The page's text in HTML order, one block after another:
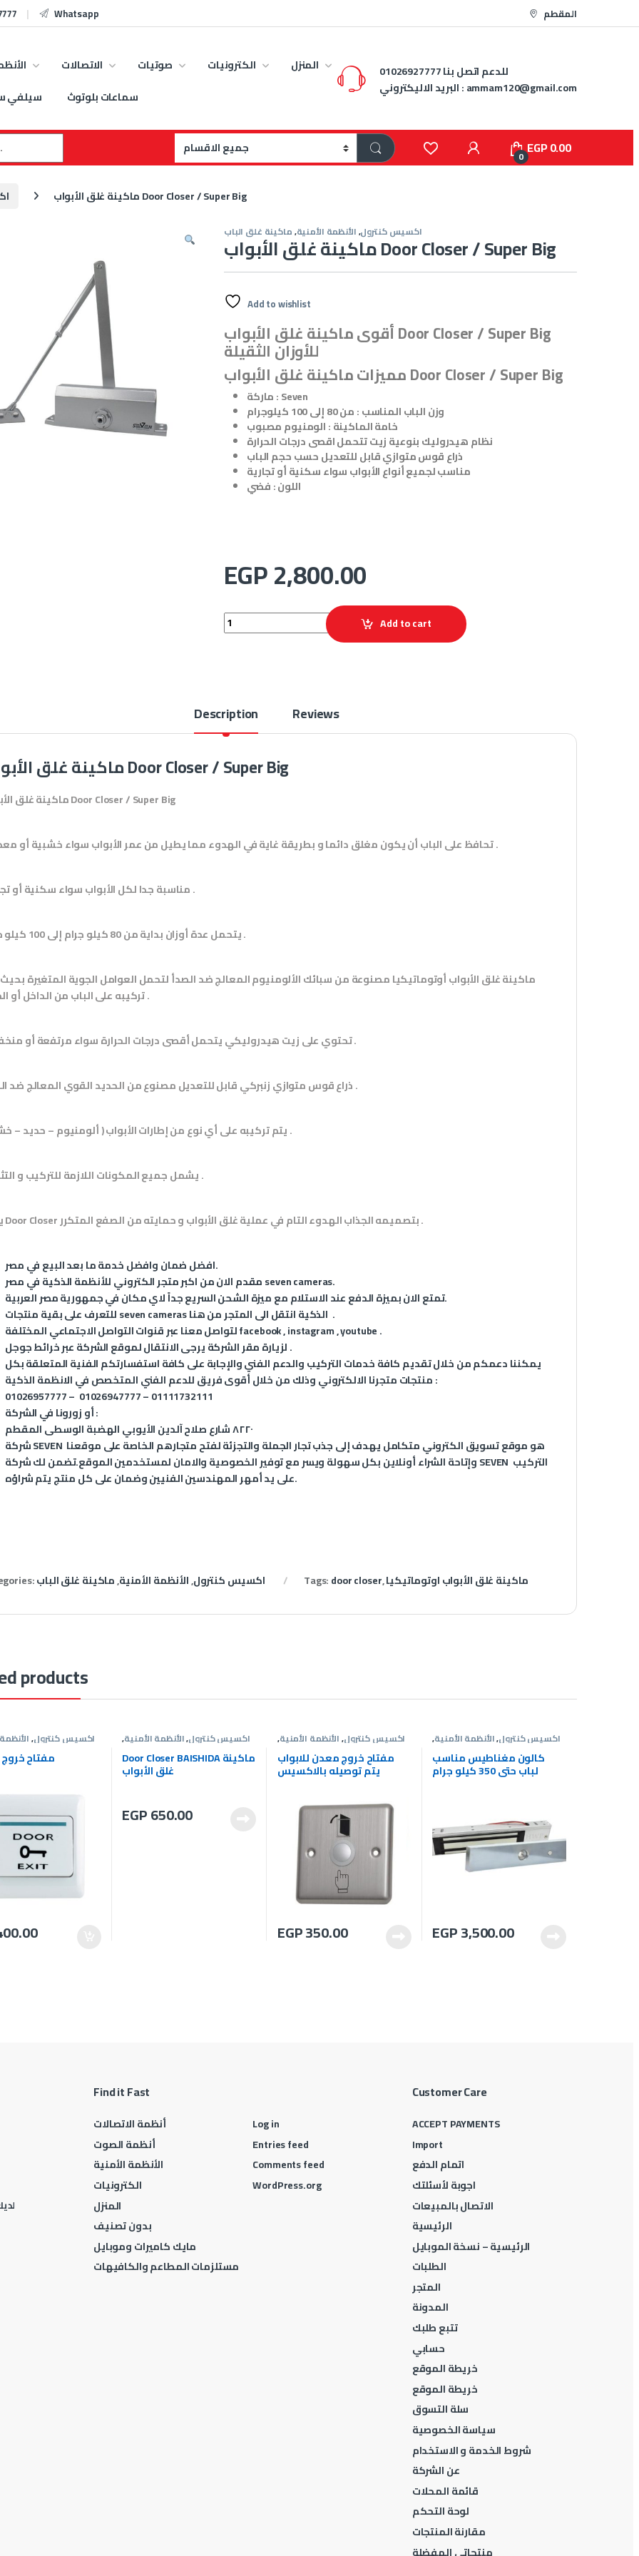
Whatsapp المقطم
الاتصالات صوتيات الكترونيات
المنزل
سيلفي
سماعات بلوتوث
للدعم اتصل بنا01026927777
البريد الاليكتروني :ammam120@gmail.com
0 EGP0.00
ماكينة غلق الأبواب Door Closer / Super Big
اكسيس كنترول,الأنظمة الأمنية,ماكينة غلق الباب
ماكينة غلق الأبواب Door Closer / Super Big
Add to wishlist
أقوى ماكينة غلق الأبواب Door Closer / Super Big
للأوزان الثقيلة
مميزات ماكينة غلق الأبواب Door Closer / Super Big
ماركة : Seven
وزن الباب المناسب : من 80 إلى 100 كيلوجرام
خامة الماكينة : الومنيوم مصبوب
نظام هيدروليك بنوعية زيت تتحمل اقصى درجات الحرارة
ذراع قوس متوازي قابل للتعديل حسب حجم الباب
مناسب لجميع أنواع الأبواب سواء سكنية أو تجارية
اللون : فضي
EGP2,800.00
ماكينة غلق الأبواب Door Closer / Super Big quantity
Add to cart
Description Reviews
ماكينة غلق الأبواب Door Closer / Super Big
ماكينة غلق الأبواب Door Closer / Super Big
تحافظ على الباب أن يكون مغلق دائما و بطريقة غاية في الهدوء مما يطيل من عمر الأبواب سواء خشبية أو معدنية .
مناسبة جدا لكل الأبواب سواء سكنية أو تجارية .
يتحمل عدة أوزان بداية من 80 كيلو جرام إلى 100 كيلو جرام .
ماكينة غلق الأبواب أوتوماتيكيا مصنوعة من سبائك الألومنيوم المعالج ضد الصدأ لتحمل العوامل الجوية المتغيرة
تركيبه على الباب من الداخل أو الخارج .
تحتوي على زيت هيدروليكي يتحمل أقصى درجات الحرارة سواء مرتفعة أو منخفضة .
ذراع قوس متوازي زنبركي قابل للتعديل مصنوع من الحديد القوي المعالج ضد الصدأ .
يتم تركيبه على أي نوع من إطارات الأبواب ( ألومنيوم – حديد – خشب ) .
يشمل جميع المكونات اللازمة للتركيب و التثبيت .
يوفر Door Closer بتصميمه الجذاب الهدوء التام في عملية غلق الأبواب و حمايته من الصفع المتكرر .
افضل ضمان وافضل خدمة ما بعد البيع في مصر.
مقدم الان من اكبر متجر الكتروني للأنظمة الذكية في مصر seven cameras.
تمتع الان بميزة الدفع عند الاستلام مع ميزة الشحن السريع جداً لاي مكان في جمهورية مصر العربية.
seven cameras الذكية انتقل الى المتجر منهنا
.
facebook,instagram,youtube.
لزيارة مقر الشركة يرجى الانتقال لموقع الشركة عبرخرائط جوجل
.
يمكننا دعمكم من خلال تقديم كافة خدمات التركيب والدعم الفني والإجابة على كافة استفسارتكم الفنية المتعلقة بكل
منتجات متجرنا الالكتروني وذلك من خلال أقوى فريق للدعم الفني المتخصص في الانظمة الذكية :
01026957777 – 01026947777 – 01111732111
أو زورونا في الشركة :
٨٢٢٠ شارع صلاح آلدين الأيوبي الهضبة الوسطى المقطم
شركة SEVEN هو موقع تسويق الكتروني متكامل يهدف إلى جذب تجار الجملة والتجزئة لفتح متجارهم الخاصة على موقعنا
وإتاحة الشراء أونلاين بكل سهولة ويسر مع توفير الخصوصية والامان لمستخدمين الموقع.تضمن لك شركة SEVEN التركيب
على يد أمهر المهندسين الفنيين وضمان على كل منتج يتم شراؤه.
اكسيس كنترول,الأنظمة الأمنية,ماكينة غلق الباب Tags:door closer,ماكينة غلق الأبواب اوتوماتيكيا
products
اكسيس كنترول,
مفتاح خروج
اكسيس كنترول,الأنظمة الأمنية,
ماكينة غلق الباب
Door Closer BAISHIDA ماكينة
غلق الأبواب
EGP650.00
اكسيس كنترول,الأنظمة الأمنية,
مفتاح خروج
مفتاح خروج معدن للابواب
يتم توصيله بالاكسيس
EGP350.00
اكسيس كنترول,الأنظمة الأمنية,
كالون كهربي
كالون مغناطيس مناسب
لباب حتى 350 كيلو جرام
EGP3,500.00
Find it Fast
أنظمة الاتصالات
أنظمة الصوت
الأنظمة الأمنية
الكترونيات
المنزل
بدون تصنيف
مايك كاميرات وموبايل
مستلزمات المطاعم والكافيهات
Log in
Entries feed
Comments feed
WordPress.org
Customer Care
ACCEPT PAYMENTS
Import
اتمام الدفع
اجوبة لأسئلتك
الاتصال بالمبيعات
الرئيسية
الرئيسية – نسخة الموبايل
الطلبات
المتجر
المدونة
تتبع طلبك
حسابي
خريطة الموقع
خريطة الموقع
سلة التسوق
سياسة الخصوصية
شروط الخدمة و الاستخدام
عن الشركة
قائمة المحلات
لوحة التحكم
مقارنة المنتجات
منتجاتي المفضلة